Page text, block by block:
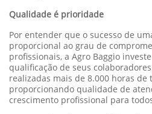
Qualidade é prioridade
Por entender que o sucesso de
proporcional ao grau de
profissionais, a Agro Baggio
qualificação de seus
realizadas mais de 8.000 horas
proporcionando qualidade de
crescimento profissional para